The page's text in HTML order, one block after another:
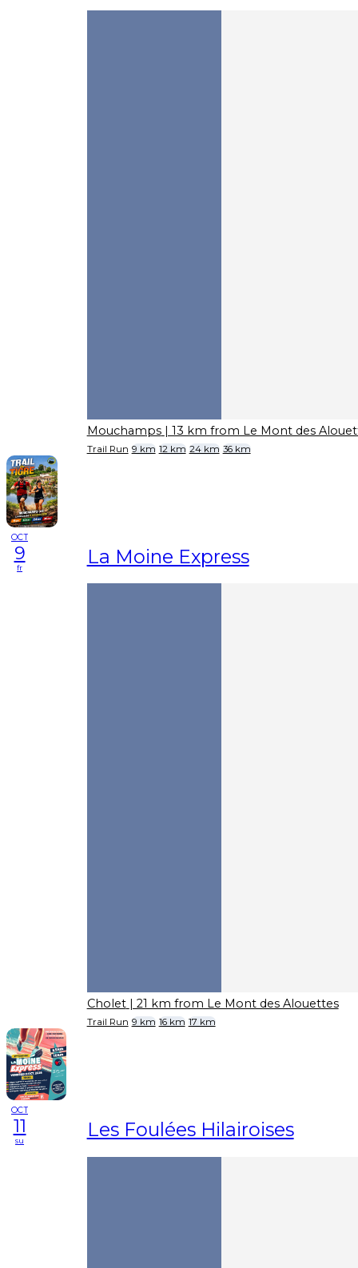
Mouchamps | 13 km from Le Mont des
Trail Run 9 km 12 km 24 km 36 km
OCT
9
fr La Moine Express
Cholet | 21 km from Le Mont des Alouettes
Trail Run 9 km 16 km 17 km
OCT
11
su Les Foulées Hilairoises